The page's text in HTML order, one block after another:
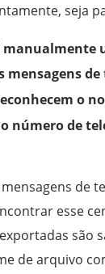
seja
manualmente
mensagens
o
número de
de
esse
são
de arquivo